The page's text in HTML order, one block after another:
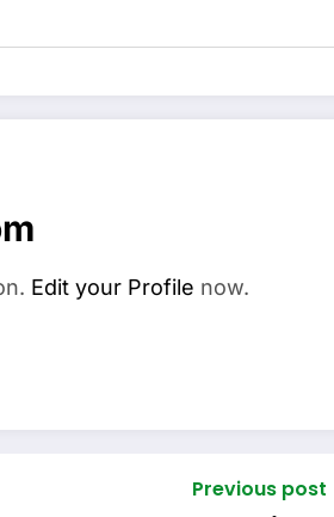
Edit your Profile now.
Previous post